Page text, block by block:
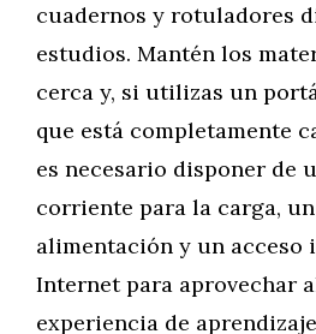
cuadernos y rotuladores
estudios. Mantén los
cerca y, si utilizas un
que está completamente
es necesario disponer de
corriente para la carga,
alimentación y un
Internet para aprovechar
experiencia de